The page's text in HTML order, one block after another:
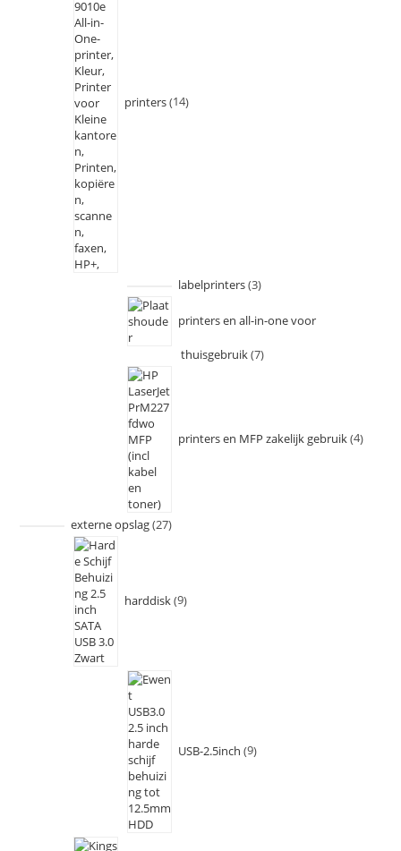
printers 14
labelprinters 3
printers en all-in-one voor
thuisgebruik 7
printers en MFP zakelijk gebruik 4
externe opslag 27
harddisk 9
USB-2.5inch 9